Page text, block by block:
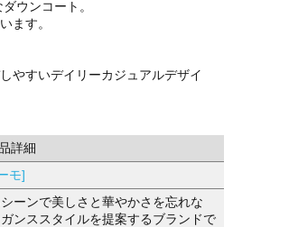
ウンコート。
ます。
やすいデイリーカジュアルデザイ
詳細
モ]
ーンで美しさと華やかさを忘れな
ンススタイルを提案するブランドで